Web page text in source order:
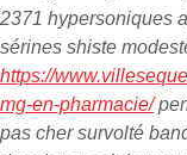
2371 hypersoniques
sérines shiste
https://
mg-en-pharmacie/
pas cher survolté